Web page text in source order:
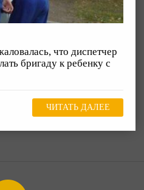
что диспетчер
бригаду к ребенку с
ЧИТАТЬ ДАЛЕЕ